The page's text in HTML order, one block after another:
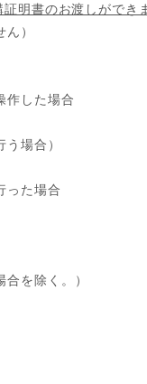
明書のお渡しができ
）
作した場合
場合）
った場合
を除く。）